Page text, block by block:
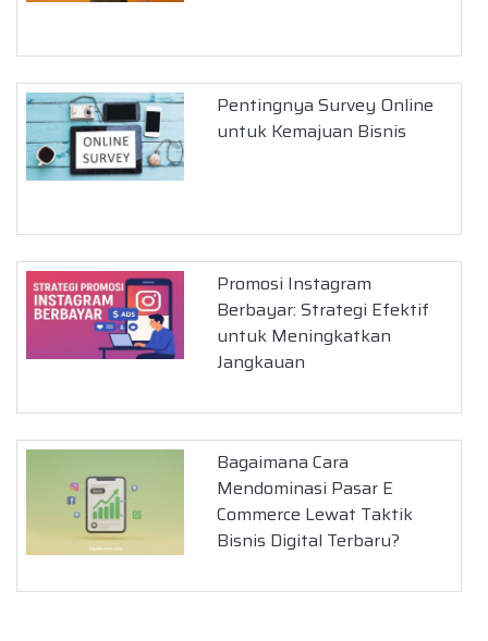
Pentingnya Survey Online
untuk Kemajuan Bisnis
Promosi Instagram
Berbayar: Strategi Efektif
untuk Meningkatkan
Jangkauan
Bagaimana Cara
Mendominasi Pasar E
Commerce Lewat Taktik
Bisnis Digital Terbaru?